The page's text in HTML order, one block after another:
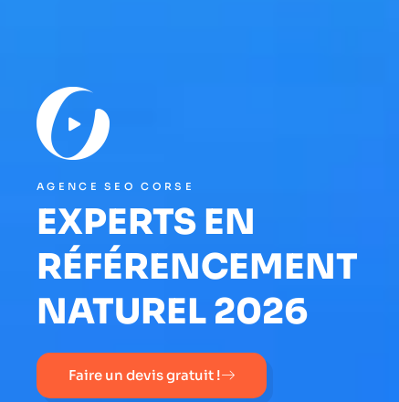
AGENCE SEO CORSE
EXPERTS EN
RÉFÉRENCEMENT
NATUREL 2026
Faire un devis gratuit !